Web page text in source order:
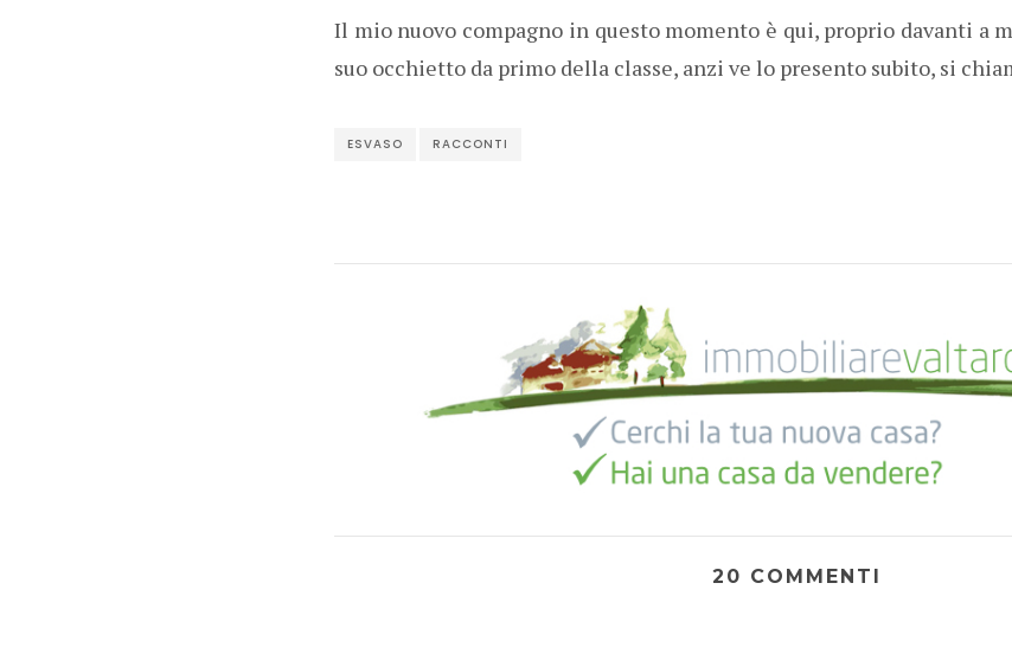
Il mio nuovo compagno in questo momento è qui, proprio davanti a
suo occhietto da primo della classe, anzi ve lo presento subito, si
ESVASO RACCONTI
20 COMMENTI